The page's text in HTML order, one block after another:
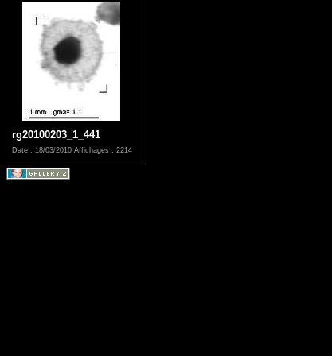
rg20100203_1_441
Date : 18/03/2010 Affichages : 2214